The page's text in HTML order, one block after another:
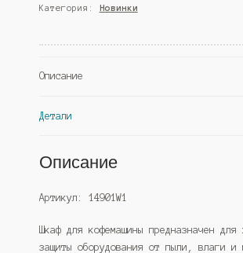
№4,
(Westcom)
Категория: Новинки
Описание
Детали
Описание
Артикул: 14901W1
Шкаф для кофемашины предназначен для
защиты оборудования от пыли, влаги и